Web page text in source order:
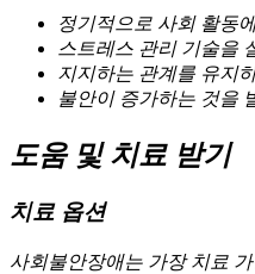
정기적으로 사회 활동
스트레스 관리 기술을
지지하는 관계를 유지
불안이 증가하는 것을
도움 및 치료 받기
치료 옵션
사회불안장애는 가장 치료